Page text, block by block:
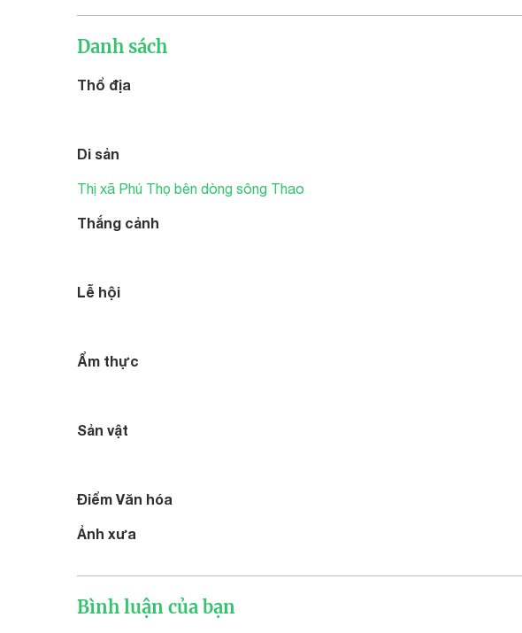
Danh sách
Thổ địa
Di sản
Thị xã Phú Thọ bên dòng sông Thao
Thắng cảnh
Lễ hội
Ẩm thực
Sản vật
Điểm Văn hóa
Ảnh xưa
Bình luận của bạn